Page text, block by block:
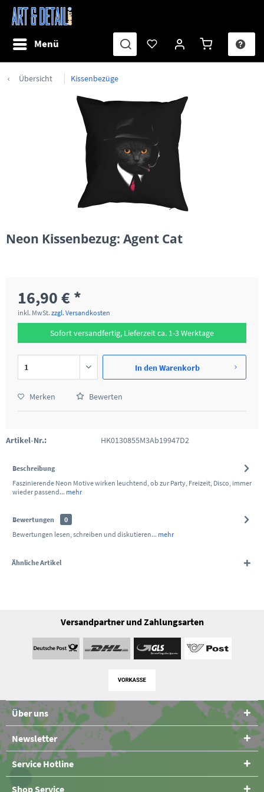
Menü
Übersicht Kissenbezüge
Neon Kissenbezug: Agent Cat
16,90 € *
inkl. MwSt. zzgl. Versandkosten
Sofort versandfertig, Lieferzeit ca. 1-3 Werktage
In denWarenkorb
Merken Bewerten
Artikel-Nr.: HK0130855M3Ab19947D2
Beschreibung
Faszinierende Neon Motive wirken leuchtend, ob zur Party, Freizeit, Disco, immer
wieder passend... mehr
Bewertungen
0
Bewertungen lesen, schreiben und diskutieren... mehr
Ähnliche Artikel
Versandpartner und Zahlungsarten
Über uns
Newsletter
Service Hotline
Shop Service